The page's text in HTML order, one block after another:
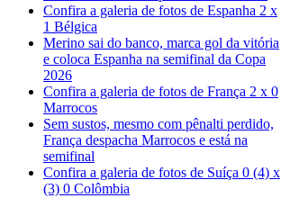
Confira a galeria de fotos de Espanha 2 x
1 Bélgica
Merino sai do banco, marca gol da vitória
e coloca Espanha na semifinal da Copa
2026
Confira a galeria de fotos de França 2 x 0
Marrocos
Sem sustos, mesmo com pênalti perdido,
França despacha Marrocos e está na
semifinal
Confira a galeria de fotos de Suíça 0 (4) x
(3) 0 Colômbia